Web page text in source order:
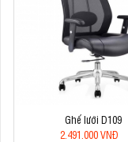
Ghế lưới D109
2.491.000 VNĐ